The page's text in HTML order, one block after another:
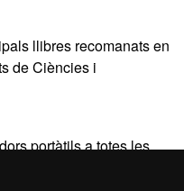
llibres recomanats en
de Ciències i
portàtils a totes les